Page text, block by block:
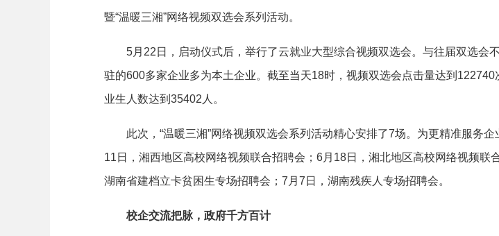
暨“温暖三湘”网络视频双选会系列活动。
5月22日，启动仪式后，举行了云就业大型综合视频双选会。与往届双选会
驻的600多家企业多为本土企业。截至当天18时，视频双选会点击量达到
业生人数达到35402人。
此次，“温暖三湘”网络视频双选会系列活动精心安排了7场。为更精准服务企
11日，湘西地区高校网络视频联合招聘会；6月18日，湘北地区高校网络视频联
湖南省建档立卡贫困生专场招聘会；7月7日，湖南残疾人专场招聘会。
校企交流把脉，政府千方百计